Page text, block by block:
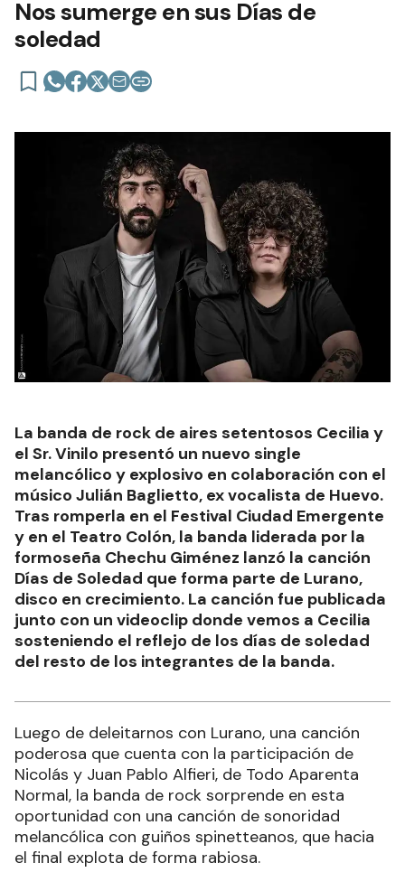
Nos sumerge en sus Días de
soledad
La banda de rock de aires setentosos Cecilia y
el Sr. Vinilo presentó un nuevo single
melancólico y explosivo en colaboración con el
músico Julián Baglietto, ex vocalista de Huevo.
Tras romperla en el Festival Ciudad Emergente
y en el Teatro Colón, la banda liderada por la
formoseña Chechu Giménez lanzó la canción
Días de Soledad que forma parte de Lurano,
disco en crecimiento. La canción fue publicada
junto con un videoclip donde vemos a Cecilia
sosteniendo el reflejo de los días de soledad
del resto de los integrantes de la banda.
Luego de deleitarnos con Lurano, una canción
poderosa que cuenta con la participación de
Nicolás y Juan Pablo Alfieri, de Todo Aparenta
Normal, la banda de rock sorprende en esta
oportunidad con una canción de sonoridad
melancólica con guiños spinetteanos, que hacia
el final explota de forma rabiosa.